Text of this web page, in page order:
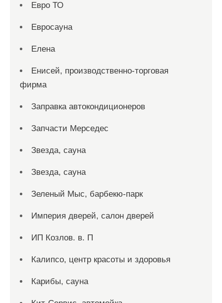
Евро ТО
Евросауна
Елена
Енисей, производственно-торговая
фирма
Заправка автокондиционеров
Запчасти Мерседес
Звезда, сауна
Звезда, сауна
Зеленый Мыс, барбекю-парк
Империя дверей, салон дверей
ИП Козлов. в. П
Калипсо, центр красоты и здоровья
Карибы, сауна